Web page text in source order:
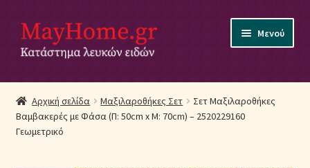
Απευθείας
μετάβαση
στην
Μετάβαση
σε
περιεχόμενο
Μενού
Αρχική
Ακύρωση Παραγγελίας
Αρχική σελίδα Μαξιλαροθήκες Σετ
Σετ Μαξιλαροθήκες
Βαμβακερές με Φάσα (Π: 50cm x Μ: 70cm) – 2520229160
Γεωμετρικό